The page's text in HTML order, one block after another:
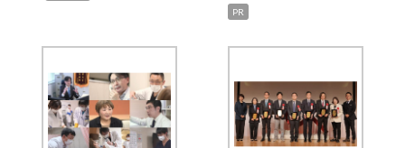
PR